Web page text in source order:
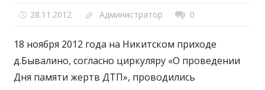
28.11.2012 Администратор 0
18 ноября 2012 года на Никитском приходе
д.Бывалино, согласно циркуляру «О проведении
Дня памяти жертв ДТП», проводились